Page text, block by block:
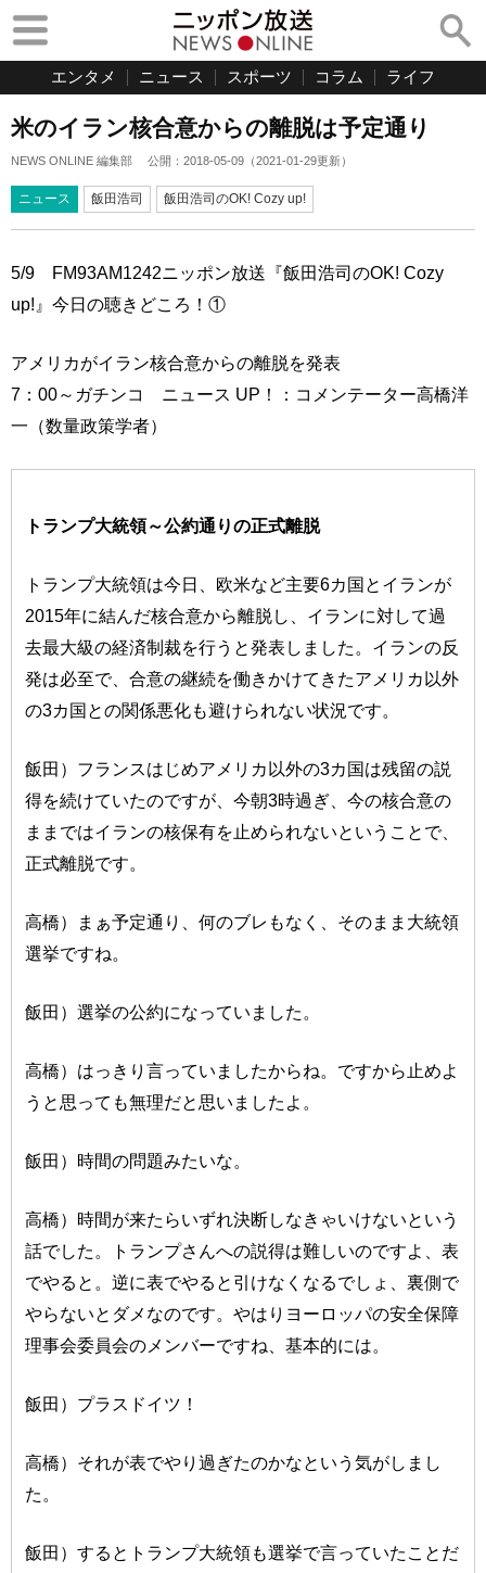
エンタメ ニュース スポーツ コラム ライフ
米のイラン核合意からの離脱は予定通り
NEWS ONLINE 編集部 公開： 2018-05-09 （2021-01-29更新）
ニュース 飯田浩司 飯田浩司のOK! Cozy up!
5/9 FM93AM1242ニッポン放送『飯田浩司のOK! Cozy
up!』今日の聴きどころ！①
アメリカがイラン核合意からの離脱を発表
7：00～ガチンコ ニュース UP！：コメンテーター高橋洋
一（数量政策学者）
トランプ大統領～公約通りの正式離脱
トランプ大統領は今日、欧米など主要6カ国とイランが
2015年に結んだ核合意から離脱し、イランに対して過
去最大級の経済制裁を行うと発表しました。イランの反
発は必至で、合意の継続を働きかけてきたアメリカ以外
の3カ国との関係悪化も避けられない状況です。
飯田）フランスはじめアメリカ以外の3カ国は残留の説
得を続けていたのですが、今朝3時過ぎ、今の核合意の
ままではイランの核保有を止められないということで、
正式離脱です。
高橋）まぁ予定通り、何のブレもなく、そのまま大統領
選挙ですね。
飯田）選挙の公約になっていました。
高橋）はっきり言っていましたからね。ですから止めよ
うと思っても無理だと思いましたよ。
飯田）時間の問題みたいな。
高橋）時間が来たらいずれ決断しなきゃいけないという
話でした。トランプさんへの説得は難しいのですよ、表
でやると。逆に表でやると引けなくなるでしょ、裏側で
やらないとダメなのです。やはりヨーロッパの安全保障
理事会委員会のメンバーですね、基本的には。
飯田）プラスドイツ！
高橋）それが表でやり過ぎたのかなという気がしまし
た。
飯田）するとトランプ大統領も選挙で言っていたことだ